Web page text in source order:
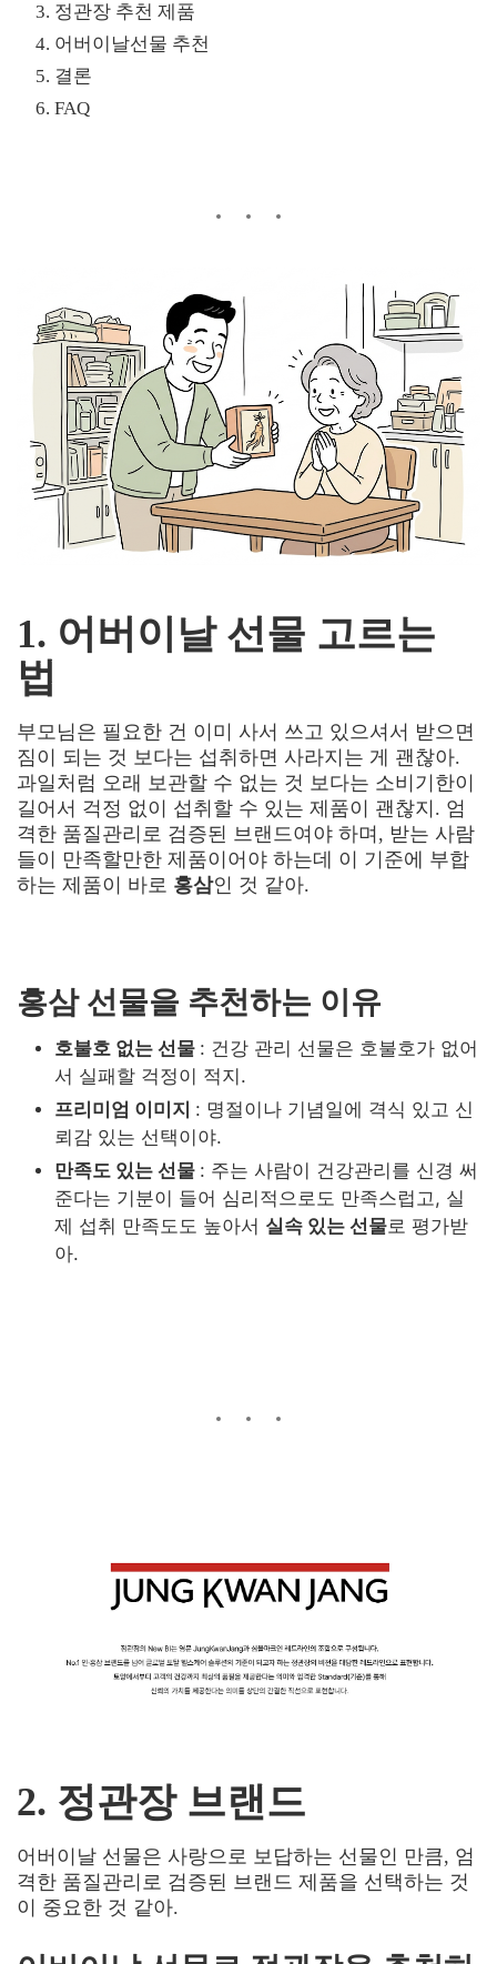
정관장 추천 제품
어버이날선물 추천
결론
FAQ
1. 어버이날 선물 고르는
법
부모님은 필요한 건 이미 사서 쓰고 있으셔서 받으면
짐이 되는 것 보다는 섭취하면 사라지는 게 괜찮아.
과일처럼 오래 보관할 수 없는 것 보다는 소비기한이
길어서 걱정 없이 섭취할 수 있는 제품이 괜찮지. 엄
격한 품질관리로 검증된 브랜드여야 하며, 받는 사람
들이 만족할만한 제품이어야 하는데 이 기준에 부합
하는 제품이 바로 홍삼인 것 같아.
홍삼 선물을 추천하는 이유
호불호 없는 선물 : 건강 관리 선물은 호불호가 없어
서 실패할 걱정이 적지 .
프리미엄 이미지 : 명절이나 기념일에 격식 있고 신
뢰감 있는 선택이야.
만족도 있는 선물 : 주는 사람이 건강관리를 신경 써
준다는 기분이 들어 심리적으로도 만족스럽고, 실
제 섭취 만족도도 높아서 실속 있는 선물로 평가받
아.
2. 정관장 브랜드
어버이날 선물은 사랑으로 보답하는 선물인 만큼, 엄
격한 품질관리로 검증된 브랜드 제품을 선택하는 것
이 중요한 것 같아.